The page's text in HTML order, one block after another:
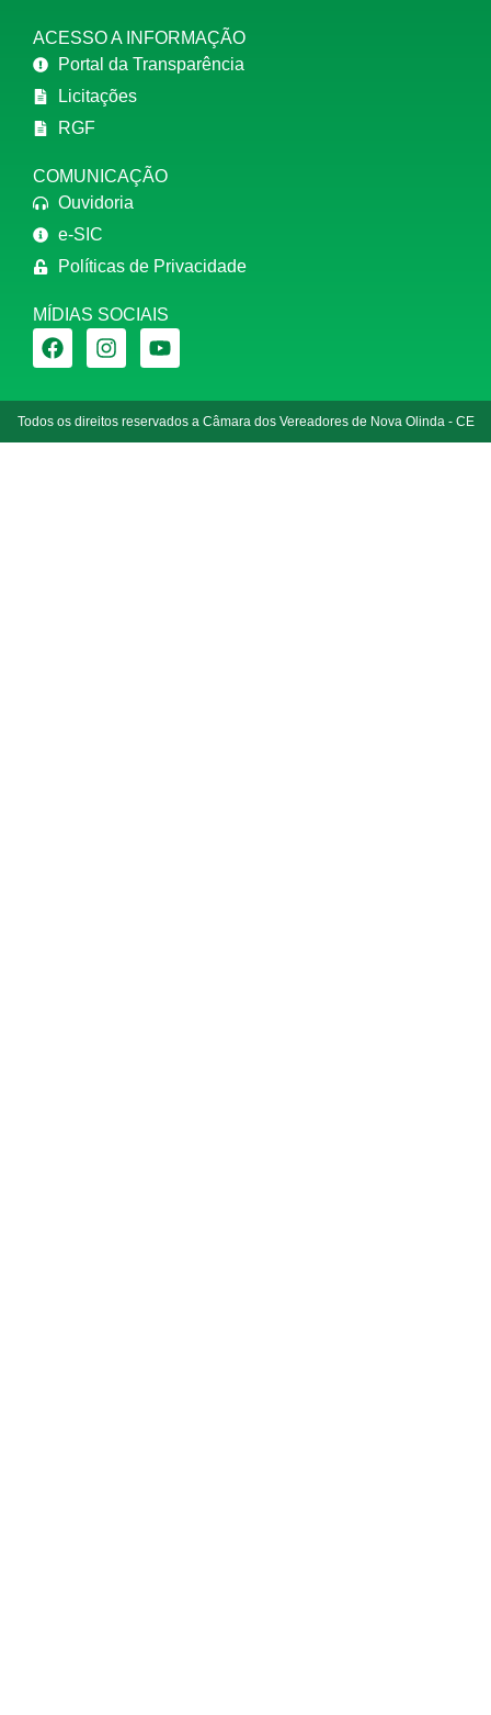
ACESSO A INFORMAÇÃO
Portal da Transparência
Licitações
RGF
COMUNICAÇÃO
Ouvidoria
e-SIC
Políticas de Privacidade
MÍDIAS SOCIAIS
Todos os direitos reservados a Câmara dos Vereadores de Nova Olinda - CE